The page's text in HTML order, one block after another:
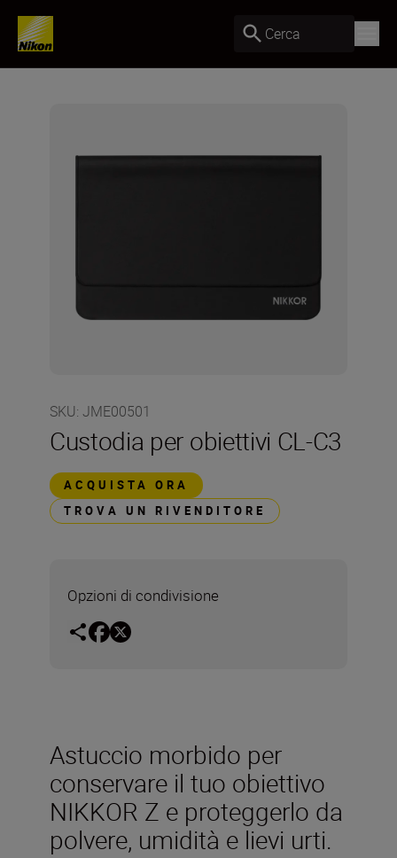
Cerca
SKU: JME00501
Custodia per obiettivi CL-C3
ACQUISTA ORA
TROVA UN RIVENDITORE
Opzioni di condivisione
Astuccio morbido per
conservare il tuo obiettivo
NIKKOR Z e proteggerlo da
polvere, umidità e lievi urti.